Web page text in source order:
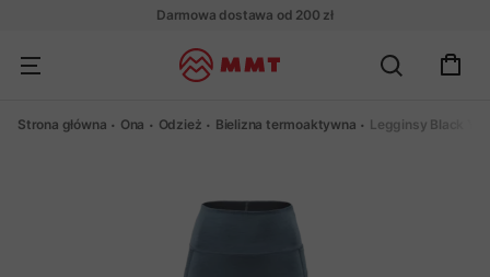
Darmowa dostawa od 200 zł
Strona główna Ona Odzież Bielizna termoaktywna Legginsy Black